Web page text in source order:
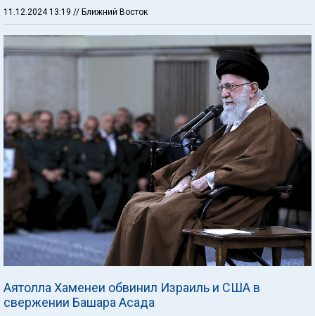
11.12.2024 13:19 // Ближний Восток
Аятолла Хаменеи обвинил Израиль и США в
свержении Башара Асада